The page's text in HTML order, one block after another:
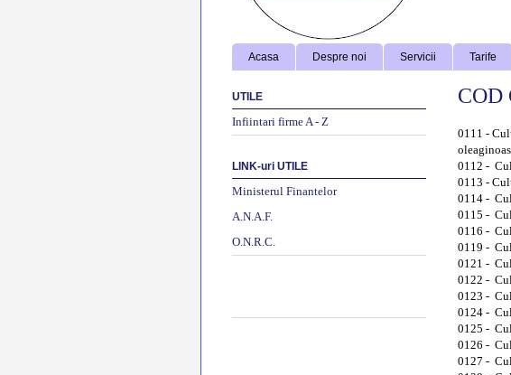
Acasa Despre noi Servicii Tarife
COD
0111 -
0112 -
0113 -
0114 -
0115 -
0116 -
0119 -
0121 -
0122 -
0123 -
0124 -
0125 -
0126 -
0127 -
UTILE
Infiintari firme A - Z
LINK-uri UTILE
Ministerul Finantelor
A.N.A.F.
O.N.R.C.